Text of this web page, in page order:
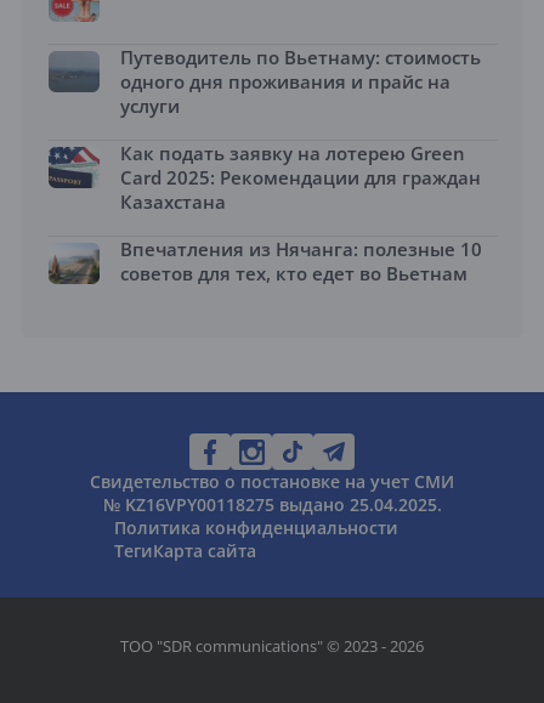
Путеводитель по Вьетнаму: стоимость
одного дня проживания и прайс на
услуги
Как подать заявку на лотерею Green
Card 2025: Рекомендации для граждан
Казахстана
Впечатления из Нячанга: полезные 10
советов для тех, кто едет во Вьетнам
Свидетельство о постановке на учет СМИ
№ KZ16VPY00118275 выдано 25.04.2025.
Политика конфиденциальности
ТегиКарта сайта
ТОО "SDR communications" © 2023 - 2026